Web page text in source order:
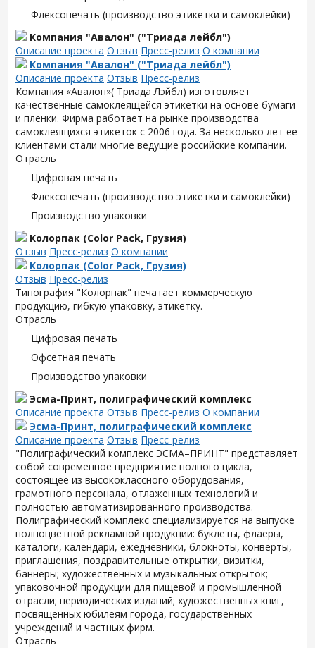
Флексопечать (производство этикетки и самоклейки)
Компания "Авалон" ("Триада лейбл")
Описание проекта Отзыв Пресс-релиз О компании
Компания "Авалон" ("Триада лейбл")
Описание проекта Отзыв Пресс-релиз
Компания «Авалон»( Триада Лэйбл) изготовляет
качественные самоклеящейся этикетки на основе бумаги
и пленки. Фирма работает на рынке производства
самоклеящихся этикеток с 2006 года. За несколько лет ее
клиентами стали многие ведущие российские компании.
Отрасль
Цифровая печать
Флексопечать (производство этикетки и самоклейки)
Производство упаковки
Колорпак (Color Pack, Грузия)
Отзыв Пресс-релиз О компании
Колорпак (Color Pack, Грузия)
Отзыв Пресс-релиз
Типография "Колорпак" печатает коммерческую
продукцию, гибкую упаковку, этикетку.
Отрасль
Цифровая печать
Офсетная печать
Производство упаковки
Эсма-Принт, полиграфический комплекс
Описание проекта Отзыв Пресс-релиз О компании
Эсма-Принт, полиграфический комплекс
Описание проекта Отзыв Пресс-релиз
"Полиграфический комплекс ЭСМА–ПРИНТ" представляет
собой современное предприятие полного цикла,
состоящее из высококлассного оборудования,
грамотного персонала, отлаженных технологий и
полностью автоматизированного производства.
Полиграфический комплекс специализируется на выпуске
полноцветной рекламной продукции: буклеты, флаеры,
каталоги, календари, ежедневники, блокноты, конверты,
приглашения, поздравительные открытки, визитки,
баннеры; художественных и музыкальных открыток;
упаковочной продукции для пищевой и промышленной
отрасли; периодических изданий; художественных книг,
посвященных юбилеям города, государственных
учреждений и частных фирм.
Отрасль